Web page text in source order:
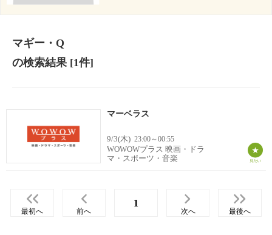
マギー・Q
の検索結果[1件]
マーベラス
9/3(木) 23:00～00:55
WOWOWプラス 映画・ドラ
マ・スポーツ・音楽
最初へ 前へ
1
次へ 最後へ